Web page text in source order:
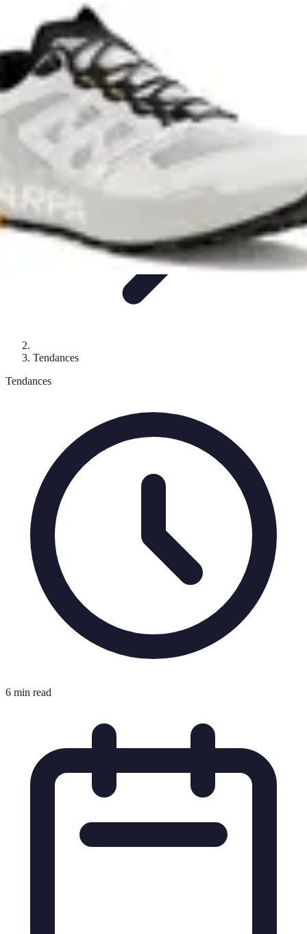
Avenir Écologique
Entreprises et ÉcologieUrbanisme Durable
Jardinage DurableEngagement citoyen
Avenir Écologique
Tendances
Tendances
6 min read